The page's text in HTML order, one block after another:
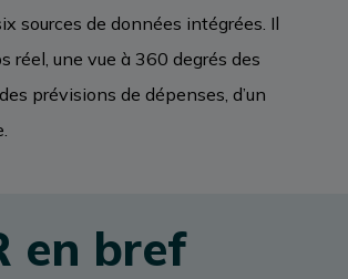
sources de données intégrées. Il
réel, une vue à 360 degrés des
prévisions de dépenses, d’un
en bref